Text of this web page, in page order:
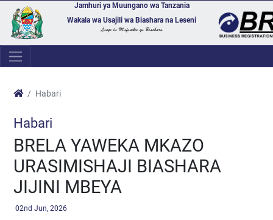
Jamhuri ya Muungano wa Tanzania
Wakala wa Usajili wa Biashara na Leseni
Lango la Mafanikio ya Biashara
Habari
Habari
BRELA YAWEKA MKAZO
URASIMISHAJI BIASHARA
JIJINI MBEYA
02nd Jun, 2026